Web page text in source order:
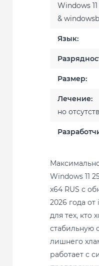
Windows
&
Язык:
Размер:
Лечение:
но
Windows 11
x64 RUS с
2026 года
для тех, кто
стабильную
лишнего
работает с